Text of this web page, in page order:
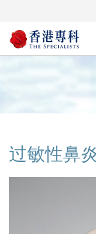
过敏性鼻